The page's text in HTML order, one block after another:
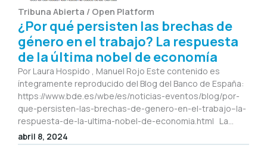
Tribuna Abierta / Open Platform
¿Por qué persisten las brechas de
género en el trabajo? La respuesta
de la última nobel de economía
Por Laura Hospido , Manuel Rojo Este contenido es
íntegramente reproducido del Blog del Banco de España:
https://www.bde.es/wbe/es/noticias-eventos/blog/por-
que-persisten-las-brechas-de-genero-en-el-trabajo–la-
respuesta-de-la-ultima-nobel-de-economia.html La...
abril 8, 2024